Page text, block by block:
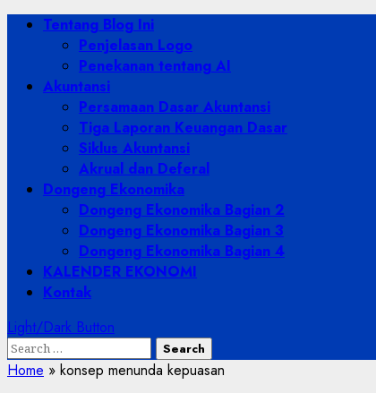
Skip
PrimaryTentang Blog Ini
Penjelasan Logo
Penekanan tentang AI
Akuntansi
Persamaan Dasar Akuntansi
Tiga Laporan Keuangan Dasar
Siklus Akuntansi
Akrual dan Deferal
Dongeng Ekonomika
Dongeng Ekonomika Bagian 2
Dongeng Ekonomika Bagian 3
Dongeng Ekonomika Bagian 4
KALENDER EKONOMI
Kontak
Light/Dark Button
Search
for:
Home » konsep menunda kepuasan